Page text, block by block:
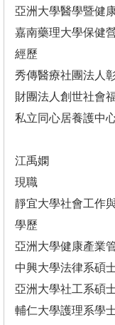
亞洲大學醫學暨健
嘉南藥理大學保健
經歷
秀傳醫療社團法人
財團法人創世社會
私立同心居養護中
江禹嫻
現職
靜宜大學社會工作
學歷
亞洲大學健康產業
中興大學法律系碩
亞洲大學社工系碩
輔仁大學護理系學